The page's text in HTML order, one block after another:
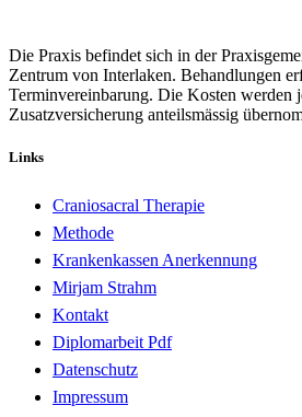
Die Praxis befindet sich in der
Zentrum von Interlaken. Behandlungen
Terminvereinbarung. Die Kosten werden
Zusatzversicherung anteilsmässig
Links
Craniosacral Therapie
Methode
Krankenkassen Anerkennung
Mirjam Strahm
Kontakt
Diplomarbeit Pdf
Datenschutz
Impressum